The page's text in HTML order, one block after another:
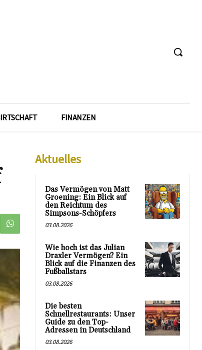
FINANZEN
Aktuelles
Das Vermögen von Matt
Groening: Ein Blick auf
den Reichtum des
Simpsons-Schöpfers
03.08.2026
Wie hoch ist das Julian
Draxler Vermögen? Ein
Blick auf die Finanzen des
Fußballstars
03.08.2026
Die besten
Schnellrestaurants: Unser
Guide zu den Top-
Adressen in Deutschland
03.08.2026